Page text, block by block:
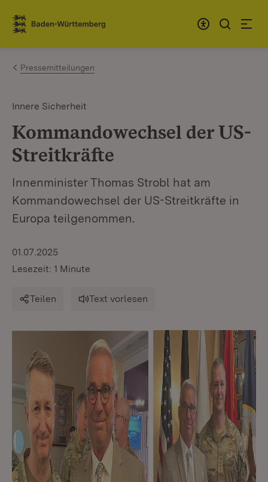
Zum Inhalt springen
Link zur Startseite
Pressemitteilungen
Innere Sicherheit
Kommandowechsel der US-
Streitkräfte
Innenminister Thomas Strobl hat am
Kommandowechsel der US-Streitkräfte in
Europa teilgenommen.
01.07.2025
Lesezeit: 1 Minute
Teilen Text vorlesen